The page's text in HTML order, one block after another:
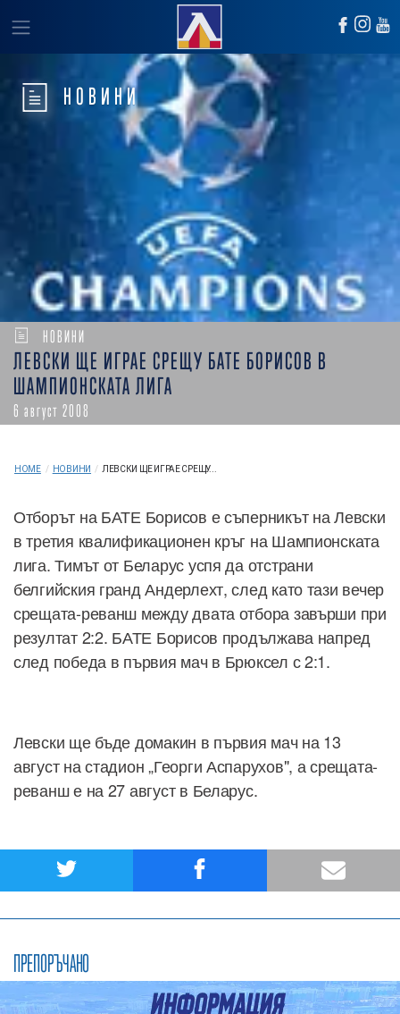
НОВИНИ
НОВИНИ
ЛЕВСКИ ЩЕ ИГРАЕ СРЕЩУ БАТЕ БОРИСОВ В
ШАМПИОНСКАТА ЛИГА
6 август 2008
HOME / НОВИНИ / ЛЕВСКИ ЩЕ ИГРАЕ СРЕЩУ...
Отборът на БАТЕ Борисов е съперникът на Левски
в третия квалификационен кръг на Шампионската
лига. Тимът от Беларус успя да отстрани
белгийския гранд Андерлехт, след като тази вечер
срещата-реванш между двата отбора завърши при
резултат 2:2. БАТЕ Борисов продължава напред
след победа в първия мач в Брюксел с 2:1.
Левски ще бъде домакин в първия мач на 13
август на стадион „Георги Аспарухов", а срещата-
реванш е на 27 август в Беларус.
ПРЕПОРЪЧАНО